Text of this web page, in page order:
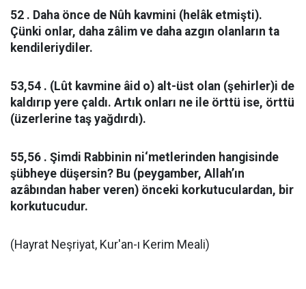
52 . Daha önce de Nûh kavmini (helâk etmişti).
Çünki onlar, daha zâlim ve daha azgın olanların ta
kendileriydiler.
53,54 . (Lût kavmine âid o) alt-üst olan (şehirler)i de
kaldırıp yere çaldı. Artık onları ne ile örttü ise, örttü
(üzerlerine taş yağdırdı).
55,56 . Şimdi Rabbinin ni‘metlerinden hangisinde
şübheye düşersin? Bu (peygamber, Allah’ın
azâbından haber veren) önceki korkutuculardan, bir
korkutucudur.
(Hayrat Neşriyat, Kur'an-ı Kerim Meali)